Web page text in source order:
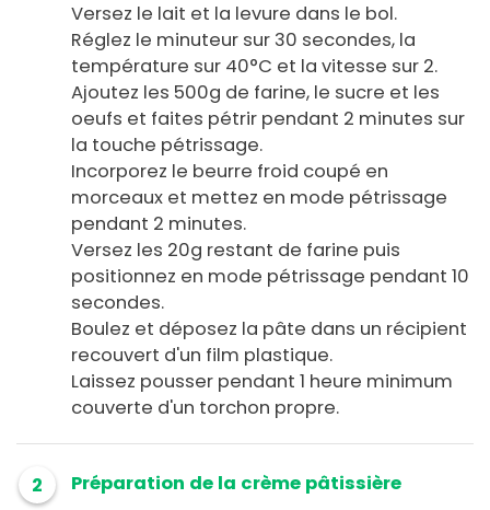
Versez le lait et la levure dans le bol.
Réglez le minuteur sur 30 secondes, la
température sur 40°C et la vitesse sur 2.
Ajoutez les 500g de farine, le sucre et les
oeufs et faites pétrir pendant 2 minutes sur
la touche pétrissage.
Incorporez le beurre froid coupé en
morceaux et mettez en mode pétrissage
pendant 2 minutes.
Versez les 20g restant de farine puis
positionnez en mode pétrissage pendant 10
secondes.
Boulez et déposez la pâte dans un récipient
recouvert d'un film plastique.
Laissez pousser pendant 1 heure minimum
couverte d'un torchon propre.
2
Préparation de la crème pâtissière